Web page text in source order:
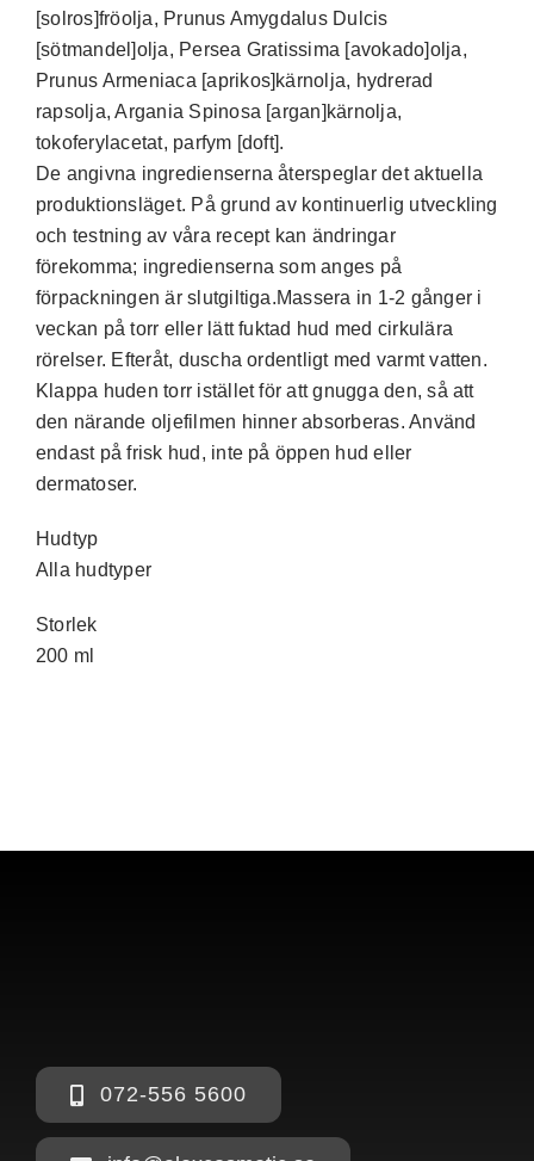
[solros]fröolja, Prunus Amygdalus Dulcis
[sötmandel]olja, Persea Gratissima [avokado]olja,
Prunus Armeniaca [aprikos]kärnolja, hydrerad
rapsolja, Argania Spinosa [argan]kärnolja,
tokoferylacetat, parfym [doft].
De angivna ingredienserna återspeglar det aktuella
produktionsläget. På grund av kontinuerlig utveckling
och testning av våra recept kan ändringar
förekomma; ingredienserna som anges på
förpackningen är slutgiltiga.Massera in 1-2 gånger i
veckan på torr eller lätt fuktad hud med cirkulära
rörelser. Efteråt, duscha ordentligt med varmt vatten.
Klappa huden torr istället för att gnugga den, så att
den närande oljefilmen hinner absorberas. Använd
endast på frisk hud, inte på öppen hud eller
dermatoser.
Hudtyp
Alla hudtyper
Storlek
200 ml
072-556 5600